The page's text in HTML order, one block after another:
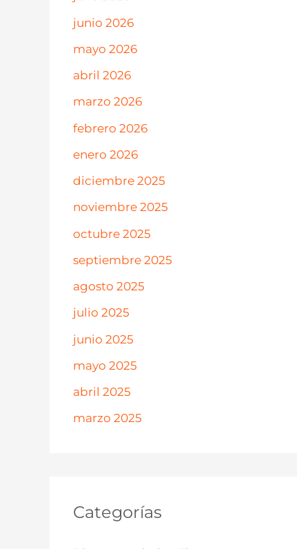
junio 2026
mayo 2026
abril 2026
marzo 2026
febrero 2026
enero 2026
diciembre 2025
noviembre 2025
octubre 2025
septiembre 2025
agosto 2025
julio 2025
junio 2025
mayo 2025
abril 2025
marzo 2025
Categorías